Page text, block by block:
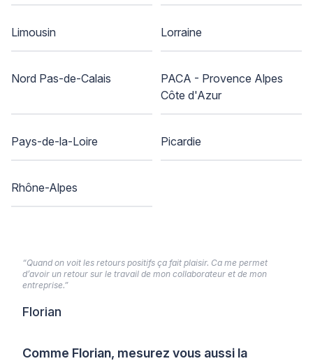
Limousin Lorraine
Nord Pas-de-Calais
PACA - Provence Alpes
Côte d'Azur
Pays-de-la-Loire Picardie
Rhône-Alpes
Comme Florian, mesurez vous aussi la
“Quand on voit les retours positifs ça fait plaisir. Ca me permet
d’avoir un retour sur le travail de mon collaborateur et de mon
entreprise.”
Florian